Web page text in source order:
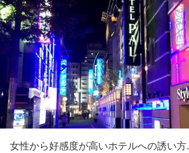
女性から好感度が高いホテルへの誘い